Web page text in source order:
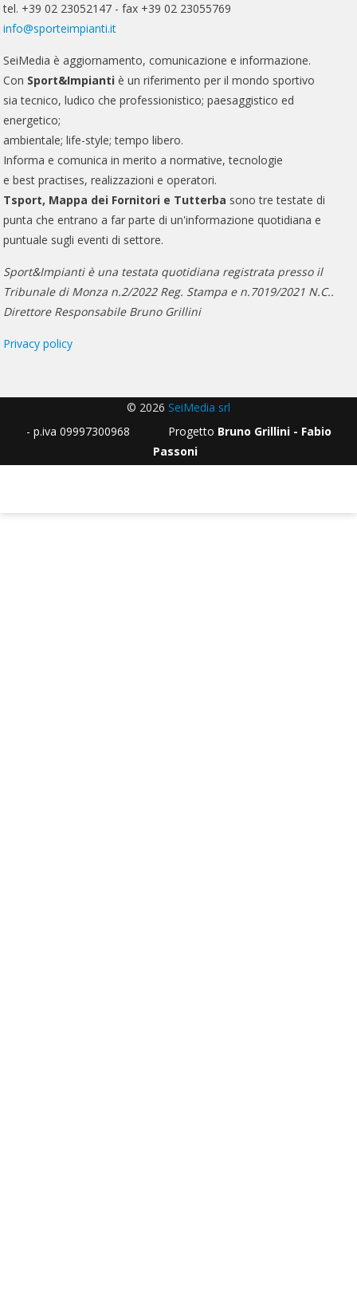
tel. +39 02 23052147 - fax +39 02 23055769
info@sporteimpianti.it
SeiMedia è aggiornamento, comunicazione e informazione.
Con Sport&Impianti è un riferimento per il mondo sportivo
sia tecnico, ludico che professionistico; paesaggistico ed
energetico;
ambientale; life-style; tempo libero.
Informa e comunica in merito a normative, tecnologie
e best practises, realizzazioni e operatori.
Tsport, Mappa dei Fornitori e Tutterba sono tre testate di
punta che entrano a far parte di un'informazione quotidiana e
puntuale sugli eventi di settore.
Sport&Impianti è una testata quotidiana registrata presso il
Tribunale di Monza n.2/2022 Reg. Stampa e n.7019/2021 N.C..
Direttore Responsabile Bruno Grillini
Privacy policy
© 2026 SeiMedia srl
- p.iva 09997300968 Progetto Bruno Grillini - Fabio
Passoni